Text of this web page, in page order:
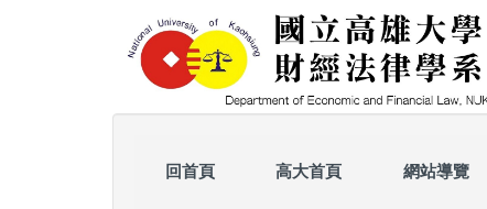
回首頁 高大首頁 網站導覽